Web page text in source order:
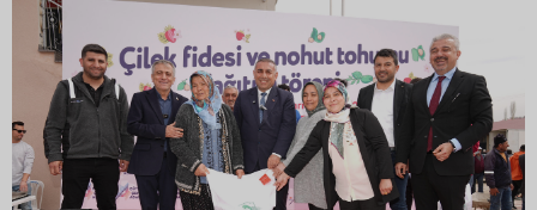
Kozan’da üreticilere yangın ve anız uyarısı
Ceyhan’da yağlık ayçiçeği hasadı başladı